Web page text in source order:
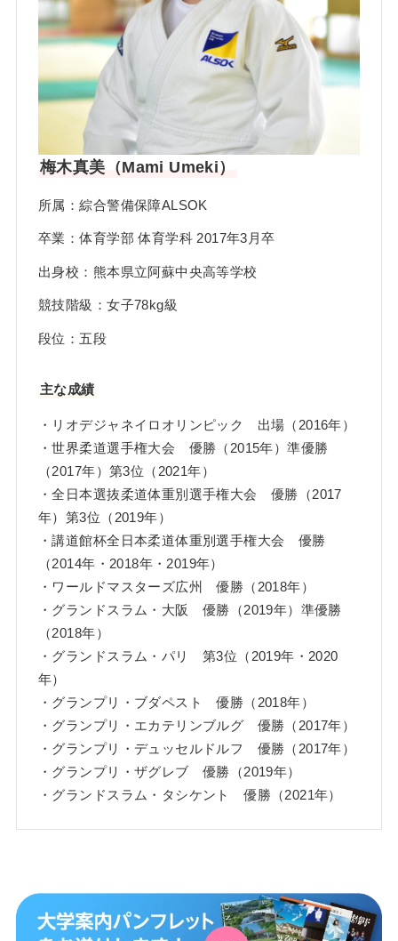
梅木真美（Mami Umeki）
所属：綜合警備保障ALSOK
卒業：体育学部 体育学科 2017年3月卒
出身校：熊本県立阿蘇中央高等学校
競技階級：女子78kg級
段位：五段
主な成績
・リオデジャネイロオリンピック 出場（2016年）
・世界柔道選手権大会 優勝（2015年）準優勝
（2017年）第3位（2021年）
・全日本選抜柔道体重別選手権大会 優勝（2017
年）第3位（2019年）
・講道館杯全日本柔道体重別選手権大会 優勝
（2014年・2018年・2019年）
・ワールドマスターズ広州 優勝（2018年）
・グランドスラム・大阪 優勝（2019年）準優勝
（2018年）
・グランドスラム・パリ 第3位（2019年・2020
年）
・グランプリ・ブダペスト 優勝（2018年）
・グランプリ・エカテリンブルグ 優勝（2017年）
・グランプリ・デュッセルドルフ 優勝（2017年）
・グランプリ・ザグレブ 優勝（2019年）
・グランドスラム・タシケント 優勝（2021年）